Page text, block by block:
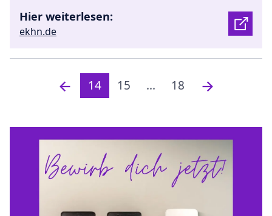
Hier weiterlesen:
ekhn.de
14 15 ... 18